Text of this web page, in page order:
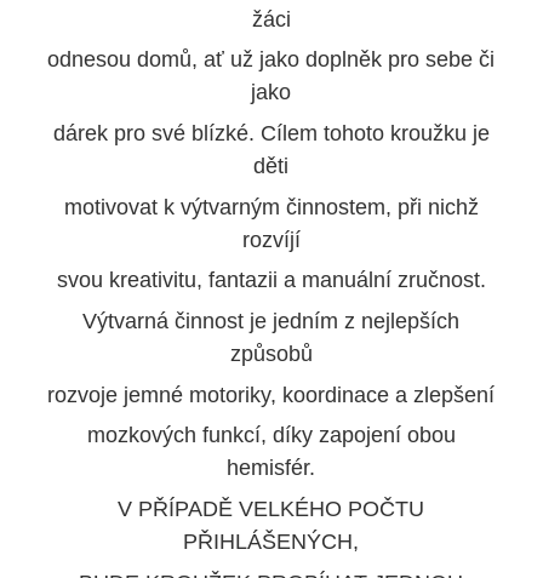
žáci
odnesou domů, ať už jako doplněk pro sebe či
jako
dárek pro své blízké. Cílem tohoto kroužku je
děti
motivovat k výtvarným činnostem, při nichž
rozvíjí
svou kreativitu, fantazii a manuální zručnost.
Výtvarná činnost je jedním z nejlepších
způsobů
rozvoje jemné motoriky, koordinace a zlepšení
mozkových funkcí, díky zapojení obou
hemisfér.
V PŘÍPADĚ VELKÉHO POČTU
PŘIHLÁŠENÝCH,